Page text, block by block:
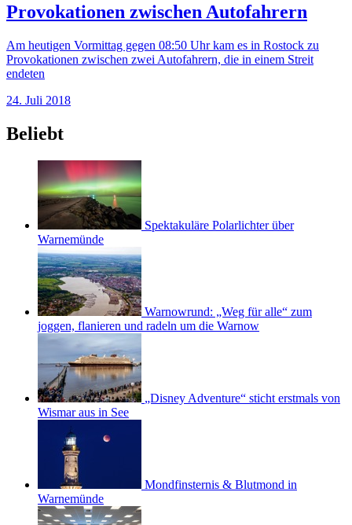
Provokationen zwischen Autofahrern
Am heutigen Vormittag gegen 08:50 Uhr kam es in Rostock zu
Provokationen zwischen zwei Autofahrern, die in einem Streit
endeten
24. Juli 2018
Beliebt
Spektakuläre Polarlichter über
Warnemünde
Warnowrund: „Weg für alle“ zum
joggen, flanieren und radeln um die Warnow
„Disney Adventure“ sticht erstmals von
Wismar aus in See
Mondfinsternis & Blutmond in
Warnemünde